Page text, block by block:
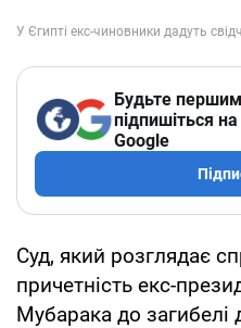
Будьте
підпишіться
Google
Суд, який розглядає
причетність екс-
Мубарака до загибелі